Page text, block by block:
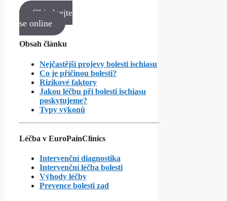
Objednejte
se online
Obsah článku
Nejčastější projevy bolesti ischiasu
Co je příčinou bolesti?
Rizikové faktory
Jakou léčbu při bolesti ischiasu
poskytujeme?
Typy výkonů
Léčba v EuroPainClinics
Intervenční diagnostika
Intervenční léčba bolesti
Výhody léčby
Prevence bolesti zad